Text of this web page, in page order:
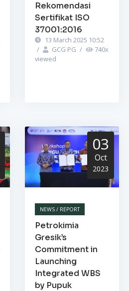
Rekomendasi
Sertifikat ISO
37001:2016
13 March 2025 10:52
/
GCG PG / 740x
viewed
03
Oct
2023
NEWS / REPORT
Petrokimia
Gresik’s
Commitment in
Launching
Integrated WBS
by Pupuk